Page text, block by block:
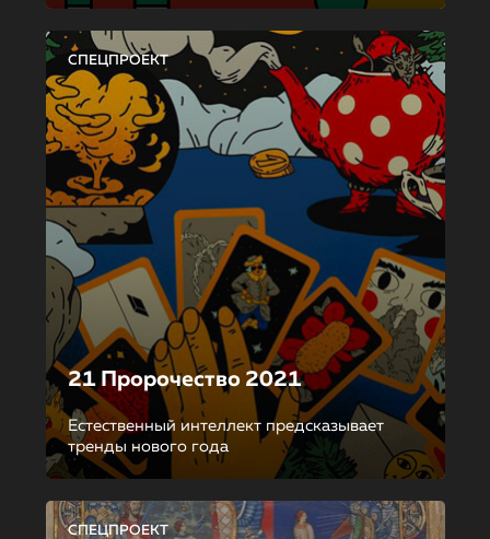
СПЕЦПРОЕКТ
21 Пророчество 2021
Естественный интеллект предсказывает
тренды нового года
СПЕЦПРОЕКТ